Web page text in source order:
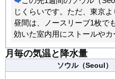
じくらいです。ただ、東京よ
昼間は、ノースリーブ1枚で
効いた室内用にストールや
ね着で調節できる服装がおす
月毎の気温と降水量
ソウル（Seoul）